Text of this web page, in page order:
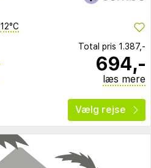
12°C
Total pris 1.387,-
694,-
læs mere
Vælg rejse